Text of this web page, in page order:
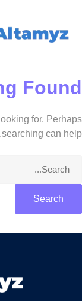
Found
for. Perhaps
searching can help.